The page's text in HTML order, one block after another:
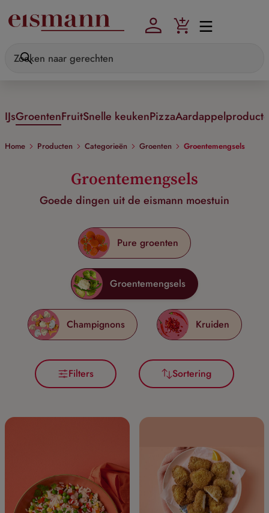
IJsGroentenFruitSnelle keukenPizza
Home Producten Categorieën Groenten Groentemengsels
Groentemengsels
Goede dingen uit de eismann moestuin
Pure groenten
Groentemengsels
Champignons Kruiden
Filters Sortering